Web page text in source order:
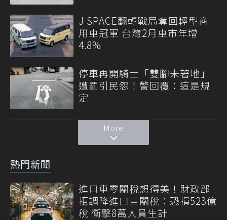
J SPACE翻轉戰局奪回輕型商
用車冠軍 台灣2月車市年增
4.8%
停車再開騎士「雙腳未著地」
遭罰引民怨！警回覆：這是規
定
More
熱門新聞
進口車零關稅想得美！財政部
拒調降進口車關稅：恐損523億
稅 衝擊8萬人員生計